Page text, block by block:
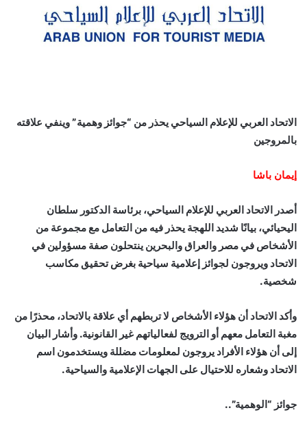
الاتحاد العربي للإعلام السياحي يحذر من “جوائز وهمية” وينفي علاقته
بالمروجين
إيمان باشا
أصدر الاتحاد العربي للإعلام السياحي، برئاسة الدكتور سلطان
اليحيائي، بيانًا شديد اللهجة يحذر فيه من التعامل مع مجموعة من
الأشخاص في مصر والعراق والبحرين ينتحلون صفة مسؤولين في
الاتحاد ويروجون لجوائز إعلامية سياحية بغرض تحقيق مكاسب
شخصية.
وأكد الاتحاد أن هؤلاء الأشخاص لا تربطهم أي علاقة بالاتحاد، محذرًا من
مغبة التعامل معهم أو الترويج لفعالياتهم غير القانونية. وأشار البيان
إلى أن هؤلاء الأفراد يروجون لمعلومات مضللة ويستخدمون اسم
الاتحاد وشعاره للاحتيال على الجهات الإعلامية والسياحية.
جوائز “الوهمية”..